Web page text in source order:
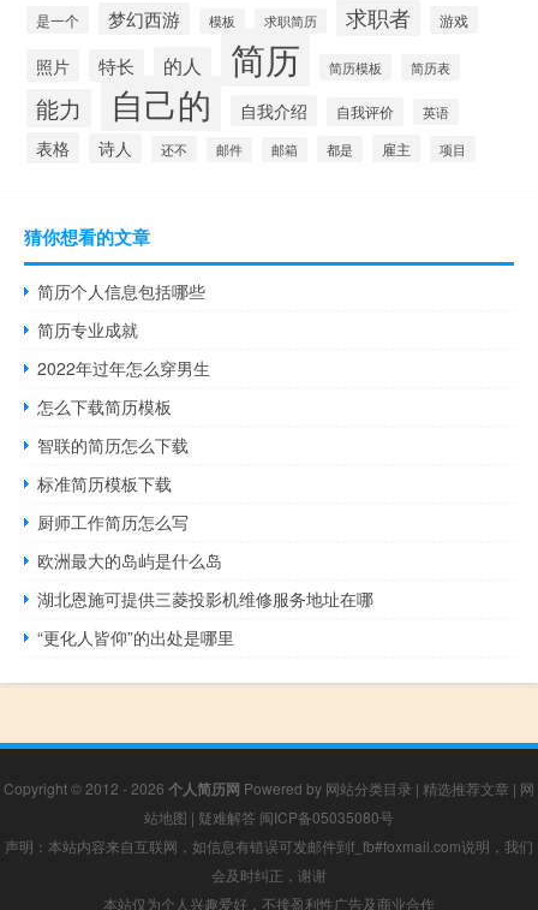
是一个 梦幻西游 模板 求职简历 求职者 游戏
照片 特长 的人 简历 简历模板 简历表
能力 自己的 自我介绍 自我评价 英语
表格 诗人 还不 邮件 邮箱 都是 雇主 项目
猜你想看的文章
简历个人信息包括哪些
简历专业成就
2022年过年怎么穿男生
怎么下载简历模板
智联的简历怎么下载
标准简历模板下载
厨师工作简历怎么写
欧洲最大的岛屿是什么岛
湖北恩施可提供三菱投影机维修服务地址在哪
“更化人皆仰”的出处是哪里
Copyright © 2012 - 2026 个人简历网 Powered by 网站分类目录 | 精选推荐文章 | 网
站地图 | 疑难解答 闽ICP备05035080号
声明：本站内容来自互联网，如信息有错误可发邮件到f_fb#foxmail.com说明，我们
会及时纠正，谢谢
本站仅为个人兴趣爱好，不接盈利性广告及商业合作